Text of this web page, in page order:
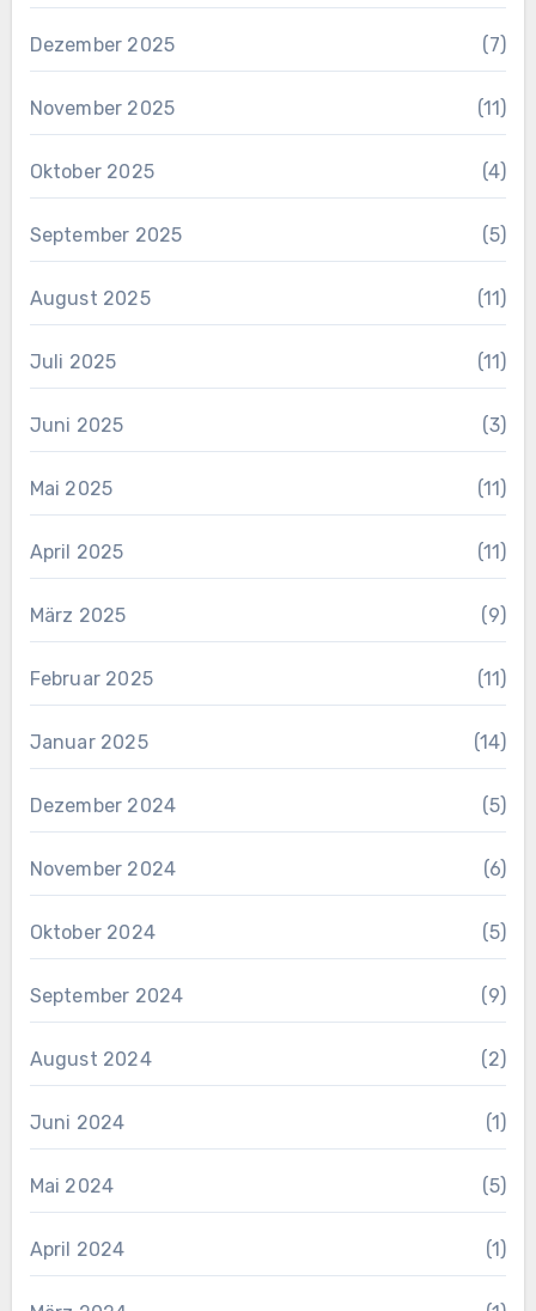
Dezember 2025 (7)
November 2025 (11)
Oktober 2025 (4)
September 2025 (5)
August 2025 (11)
Juli 2025 (11)
Juni 2025 (3)
Mai 2025 (11)
April 2025 (11)
März 2025 (9)
Februar 2025 (11)
Januar 2025 (14)
Dezember 2024 (5)
November 2024 (6)
Oktober 2024 (5)
September 2024 (9)
August 2024 (2)
Juni 2024 (1)
Mai 2024 (5)
April 2024 (1)